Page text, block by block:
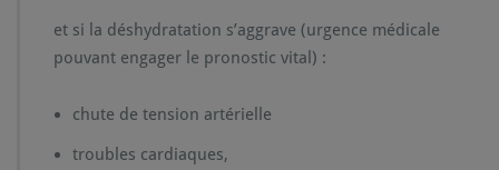
et si la déshydratation s’aggrave (urgence médicale
pouvant engager le pronostic vital) :
chute de tension artérielle
troubles cardiaques,